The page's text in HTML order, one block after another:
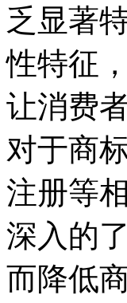
乏显著
性特征
让消费
对于商
注册等
深入的
而降低